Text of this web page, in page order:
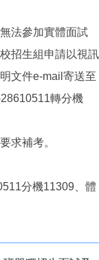
法參加實體面試
招生組申請以視訊
文件e-mail寄送至
轉分機
求補考。
分機11309、體